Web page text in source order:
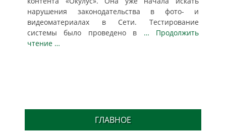
нарушения законодательства в фото- и
видеоматериалах в Сети. Тестирование
системы было проведено в … Продолжить
чтение …
ГЛАВНОЕ